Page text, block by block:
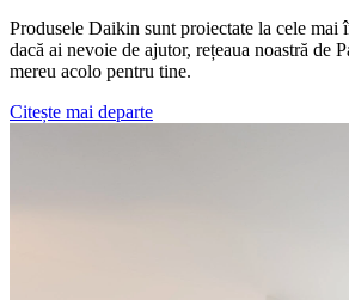
Produsele Daikin sunt proiectate la cele mai
dacă ai nevoie de ajutor, rețeaua noastră de
mereu acolo pentru tine.
Citește mai departe